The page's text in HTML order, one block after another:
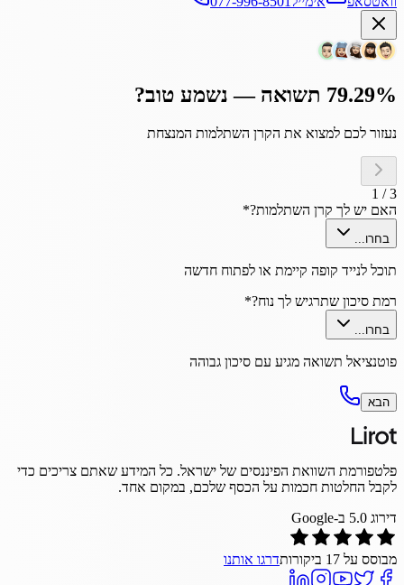
79.29% תשואה — נשמע טוב?
נעזור לכם למצוא את הקרן השתלמות המנצחת
1 /3
האם יש לך קרן השתלמות?*
בחרו...
תוכל לנייד קופה קיימת או לפתוח חדשה
רמת סיכון שתרגיש לך נוח?*
בחרו...
פוטנציאל תשואה מגיע עם סיכון גבוהה
הבא
פלטפורמת השוואת הפיננסים של ישראל. כל המידע שאתם צריכים כדי
לקבל החלטות חכמות על הכסף שלכם, במקום אחד.
דירוג 5.0 ב-Google
מבוסס על 17 ביקורותדרגו אותנו